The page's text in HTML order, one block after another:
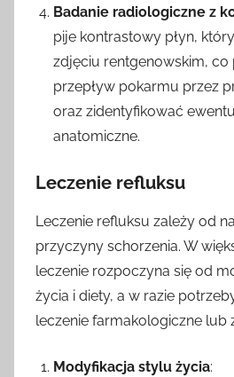
Badanie radiologiczne z
pije kontrastowy płyn,
zdjęciu rentgenowskim, co
przepływ pokarmu przez
oraz zidentyfikować
anatomiczne.
Leczenie refluksu
Leczenie refluksu zależy od
przyczyny schorzenia. W
leczenie rozpoczyna się od
życia i diety, a w razie
leczenie farmakologiczne lub
Modyfikacja stylu życia: